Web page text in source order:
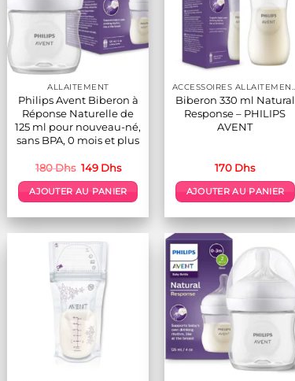
ALLAITEMENT
Philips Avent Biberon à
Réponse Naturelle de
125 ml pour nouveau-né,
sans BPA, 0 mois et plus
180Dhs Le
initial
était :
149 DhsLe
actuel
est :
AJOUTER AU PANIER
Biberon 330 ml Natural
Response – PHILIPS
AVENT
170 Dhs
AJOUTER AU PANIER